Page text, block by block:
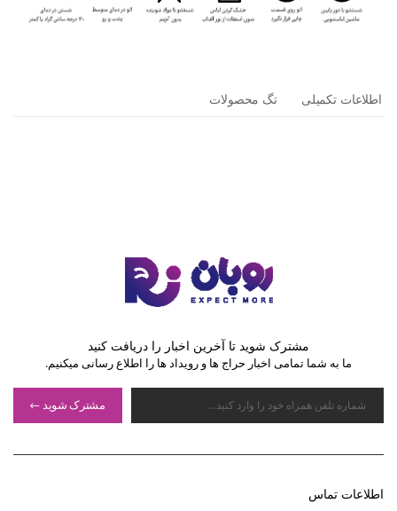
اطلاعات تکمیلی تگ محصولات
مشترک شوید تا آخرین اخبار را دریافت کنید
ما به شما تمامی اخبار حراج ها و رویداد ها را اطلاع رسانی میکنیم.
مشترک شوید
اطلاعات تماس